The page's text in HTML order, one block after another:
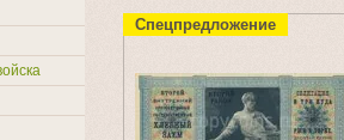
Спецпредложение